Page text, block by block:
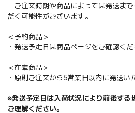
ご注文時期や商品によっては発送まで
だく可能性がございます。
＜予約商品＞
・発送予定日は商品ページをご確認くだ
＜在庫商品＞
・原則ご注文から5営業日以内に発送い
※発送予定日は入荷状況により前後する
ご理解ください。